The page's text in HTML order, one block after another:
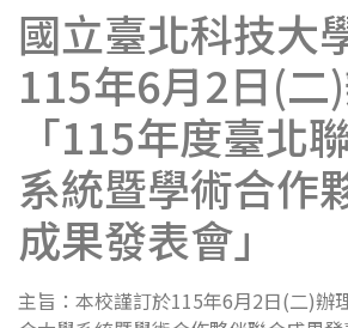
國立臺北科技大
115年6月2日(二
「115年度臺北
系統暨學術合作
成果發表會」
主旨：本校謹訂於115年6月2日(二)辦